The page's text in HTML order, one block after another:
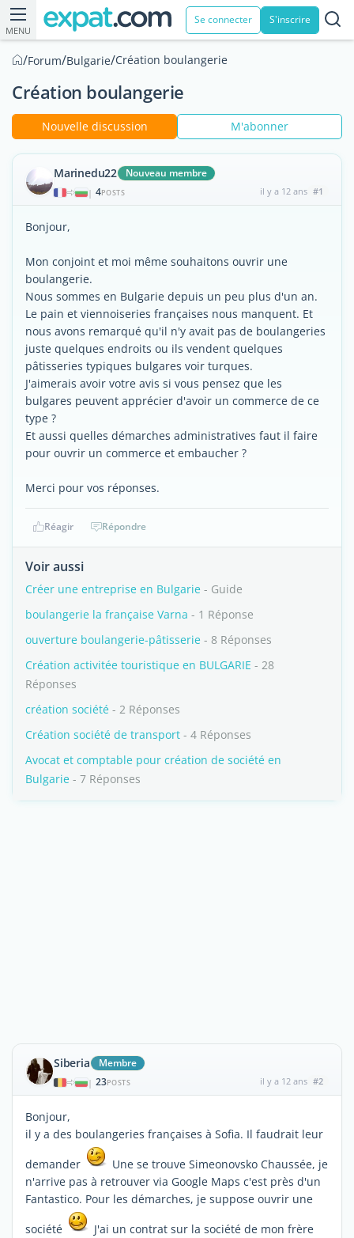
MENU
Se connecter S'inscrire
/Forum/Bulgarie/Création boulangerie
Création boulangerie
Nouvelle discussion M'abonner
Marinedu22 Nouveau membre
| 4POSTS il y a 12 ans #1
Bonjour,
Mon conjoint et moi même souhaitons ouvrir une
boulangerie.
Nous sommes en Bulgarie depuis un peu plus d'un an.
Le pain et viennoiseries françaises nous manquent. Et
nous avons remarqué qu'il n'y avait pas de boulangeries
juste quelques endroits ou ils vendent quelques
pâtisseries typiques bulgares voir turques.
J'aimerais avoir votre avis si vous pensez que les
bulgares peuvent apprécier d'avoir un commerce de ce
type ?
Et aussi quelles démarches administratives faut il faire
pour ouvrir un commerce et embaucher ?
Merci pour vos réponses.
Réagir Répondre
Voir aussi
Créer une entreprise en Bulgarie - Guide
boulangerie la française Varna - 1 Réponse
ouverture boulangerie-pâtisserie - 8 Réponses
Création activitée touristique en BULGARIE - 28
Réponses
création société - 2 Réponses
Création société de transport - 4 Réponses
Avocat et comptable pour création de société en
Bulgarie - 7 Réponses
Siberia Membre
| 23POSTS il y a 12 ans #2
Bonjour,
il y a des boulangeries françaises à Sofia. Il faudrait leur
demander
Une se trouve Simeonovsko Chaussée, je
n'arrive pas à retrouver via Google Maps c'est près d'un
Fantastico. Pour les démarches, je suppose ouvrir une
société
J'ai un contrat sur la société de mon frère